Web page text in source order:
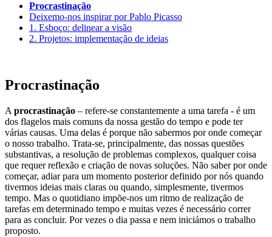
Procrastinação
Deixemo-nos inspirar por Pablo Picasso
1. Esboço: delinear a visão
2. Projetos: implementação de ideias
Procrastinação
A procrastinação – refere-se constantemente a uma tarefa - é um
dos flagelos mais comuns da nossa gestão do tempo e pode ter
várias causas. Uma delas é porque não sabermos por onde começar
o nosso trabalho. Trata-se, principalmente, das nossas questões
substantivas, a resolução de problemas complexos, qualquer coisa
que requer reflexão e criação de novas soluções. Não saber por onde
começar, adiar para um momento posterior definido por nós quando
tivermos ideias mais claras ou quando, simplesmente, tivermos
tempo. Mas o quotidiano impõe-nos um ritmo de realização de
tarefas em determinado tempo e muitas vezes é necessário correr
para as concluir. Por vezes o dia passa e nem iniciámos o trabalho
proposto.